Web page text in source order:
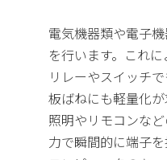
電気機器類や電子
を行います。これ
リレーやスイッチ
板ばねにも軽量化が
照明やリモコンな
力で瞬間的に端子